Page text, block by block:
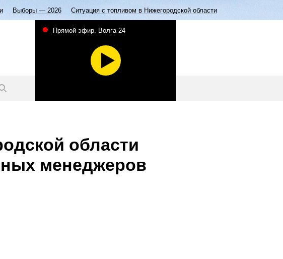
Выборы — 2026 Ситуация с топливом в Нижегородской области
Прямой эфир. Волга 24
области
менеджеров